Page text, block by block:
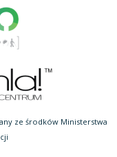
ze środków Ministerstwa